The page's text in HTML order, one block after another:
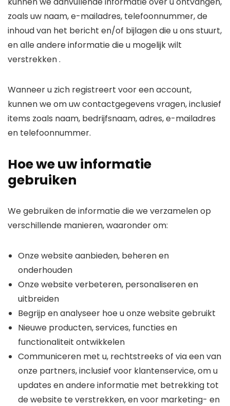
zoals uw naam, e-mailadres, telefoonnummer, de
inhoud van het bericht en/of bijlagen die u ons stuurt,
en alle andere informatie die u mogelijk wilt
verstrekken .
Wanneer u zich registreert voor een account,
kunnen we om uw contactgegevens vragen, inclusief
items zoals naam, bedrijfsnaam, adres, e-mailadres
en telefoonnummer.
Hoe we uw informatie
gebruiken
We gebruiken de informatie die we verzamelen op
verschillende manieren, waaronder om:
Onze website aanbieden, beheren en
onderhouden
Onze website verbeteren, personaliseren en
uitbreiden
Begrijp en analyseer hoe u onze website gebruikt
Nieuwe producten, services, functies en
functionaliteit ontwikkelen
Communiceren met u, rechtstreeks of via een van
onze partners, inclusief voor klantenservice, om u
updates en andere informatie met betrekking tot
de website te verstrekken, en voor marketing- en